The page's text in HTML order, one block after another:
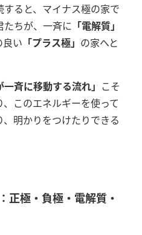
ると、マイナス極の家で
ちが、一斉に 「電解質」
良い 「プラス極」 の家へと
一斉に移動する流れ」 こそ
、このエネルギーを使って
明かりをつけたりできる
正極・負極・電解質・